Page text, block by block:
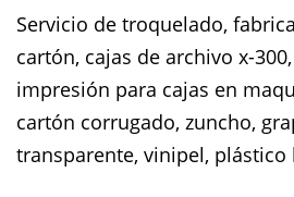
Servicio de troquelado,
cartón, cajas de archivo x-
impresión para cajas en
cartón corrugado, zuncho,
transparente, vinipel, plástico